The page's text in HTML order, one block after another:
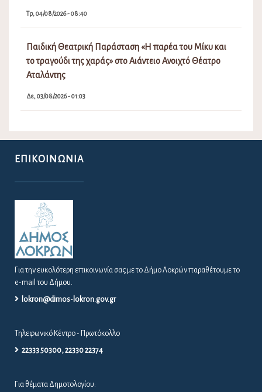
Τρ, 04/08/2026 - 08:40
Παιδική Θεατρική Παράσταση «Η παρέα του Μίκυ και
το τραγούδι της χαράς» στο Αιάντειο Ανοιχτό Θέατρο
Αταλάντης
Δε, 03/08/2026 - 01:03
ΕΠΙΚΟΙΝΩΝΊΑ
Για την ευκολότερη επικοινωνία σας με το Δήμο Λοκρών παραθέτουμε το
e-mail του Δήμου.
lokron@dimos-lokron.gov.gr
Τηλεφωνικό Κέντρο - Πρωτόκολλο
22333 50300, 22330 22374
Για θέματα Δημοτολογίου: